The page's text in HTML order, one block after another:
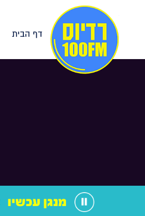
דף הבית
מנגן עכשיו